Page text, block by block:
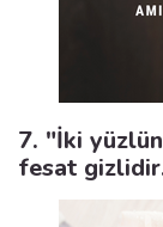
7. "İki
fesat